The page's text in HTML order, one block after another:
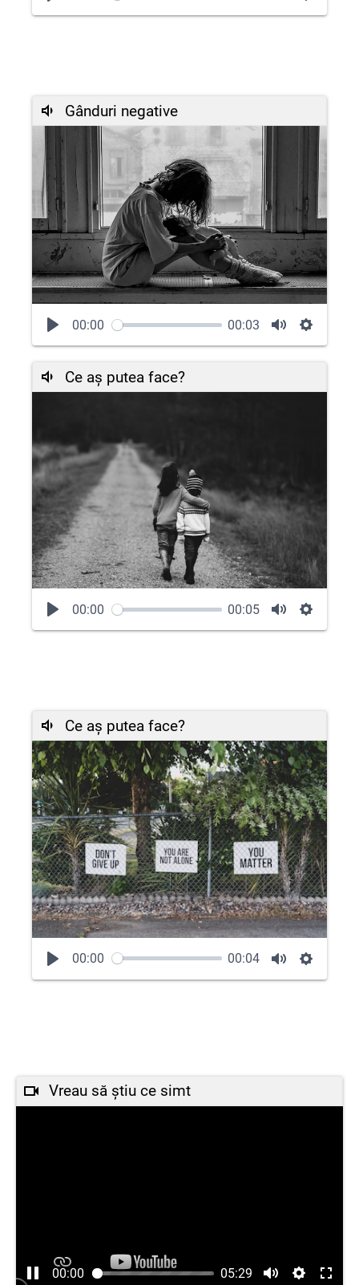
Gânduri negative
00:00 00:03
Ce aș putea face?
00:00 00:05
Ce aș putea face?
00:00 00:04
Vreau să știu ce simt
00:00 05:29